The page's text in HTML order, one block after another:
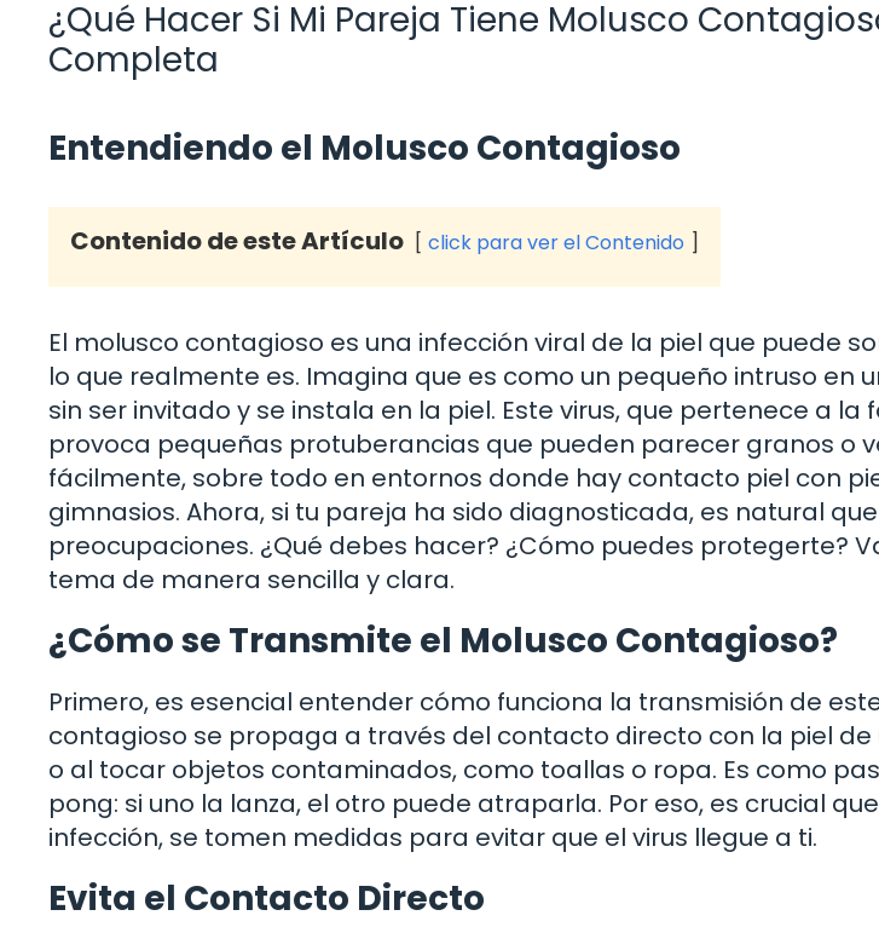
¿Qué Hacer Si Mi Pareja Tiene Molusco
Completa
Entendiendo el Molusco Contagioso
Contenido de este Artículo click para ver el Contenido
El molusco contagioso es una infección viral de la piel que puede
lo que realmente es. Imagina que es como un pequeño intruso en
sin ser invitado y se instala en la piel. Este virus, que pertenece a la
provoca pequeñas protuberancias que pueden parecer granos o
fácilmente, sobre todo en entornos donde hay contacto piel con
gimnasios. Ahora, si tu pareja ha sido diagnosticada, es natural
preocupaciones. ¿Qué debes hacer? ¿Cómo puedes protegerte?
tema de manera sencilla y clara.
¿Cómo se Transmite el Molusco Contagioso?
Primero, es esencial entender cómo funciona la transmisión de
contagioso se propaga a través del contacto directo con la piel
o al tocar objetos contaminados, como toallas o ropa. Es como
pong: si uno la lanza, el otro puede atraparla. Por eso, es crucial
infección, se tomen medidas para evitar que el virus llegue a ti.
Evita el Contacto Directo